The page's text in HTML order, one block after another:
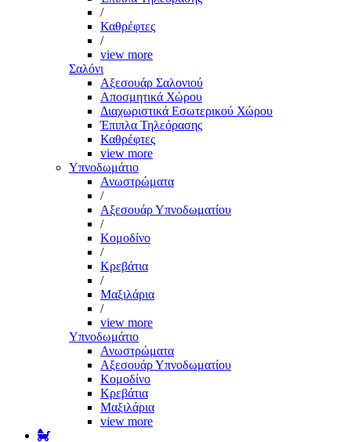
/
Καθρέφτες
/
view more
Σαλόνι
Αξεσουάρ Σαλονιού
Αποσμητικά Χώρου
Διαχωριστικά Εσωτερικού Χώρου
Έπιπλα Τηλεόρασης
Καθρέφτες
view more
Υπνοδωμάτιο
Ανωστρώματα
/
Αξεσουάρ Υπνοδωματίου
/
Κομοδίνο
/
Κρεβάτια
/
Μαξιλάρια
/
view more
Υπνοδωμάτιο
Ανωστρώματα
Αξεσουάρ Υπνοδωματίου
Κομοδίνο
Κρεβάτια
Μαξιλάρια
view more